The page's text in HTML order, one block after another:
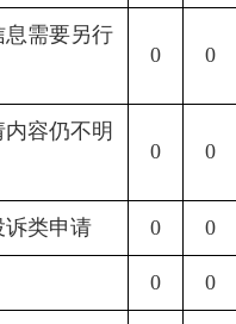
息需要另行
0 0
容仍不明
0 0
诉类申请 0 0
0 0